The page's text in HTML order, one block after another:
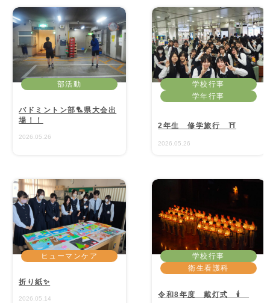
部活動
バドミントン部🏸県大会出
場！！
2026.05.26
学校行事
学年行事
2年生 修学旅行 ⛩
2026.05.26
ヒューマンケア
折り紙✨
2026.05.14
学校行事
衛生看護科
令和8年度 戴灯式 🕯